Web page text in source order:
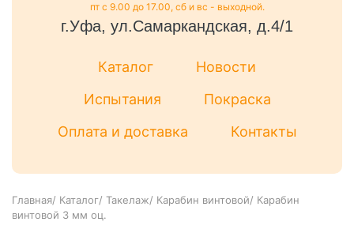
пт с 9.00 до 17.00, сб и вс - выходной.
г.Уфа, ул.Самаркандская, д.4/1
Каталог
Новости
Испытания
Покраска
Оплата и доставка
Контакты
Главная/ Каталог/ Такелаж/ Карабин винтовой/ Карабин
винтовой 3 мм оц.